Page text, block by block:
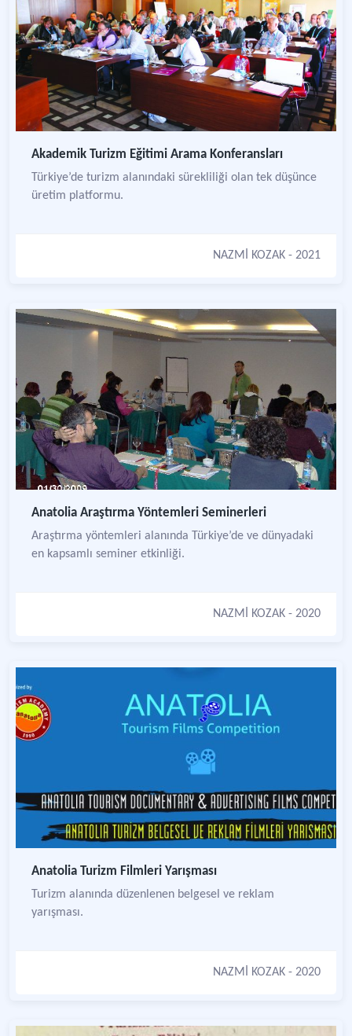
Akademik Turizm Eğitimi Arama Konferansları
Türkiye’de turizm alanındaki sürekliliği olan tek düşünce
üretim platformu.
NAZMİ KOZAK - 2021
Anatolia Araştırma Yöntemleri Seminerleri
Araştırma yöntemleri alanında Türkiye’de ve dünyadaki
en kapsamlı seminer etkinliği.
NAZMİ KOZAK - 2020
Anatolia Turizm Filmleri Yarışması
Turizm alanında düzenlenen belgesel ve reklam
yarışması.
NAZMİ KOZAK - 2020